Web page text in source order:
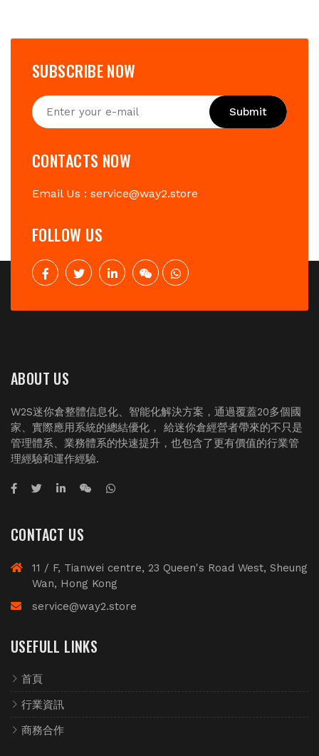
SUBSCRIBE NOW
Submit
CONTACTS NOW
Email Us : service@way2.store
FOLLOW US
ABOUT US
W2S迷你倉整體信息化、智能化解決方案，通過覆蓋20多個國
家、實際應用系統的總結優化， 給迷你倉經營者帶來的不只是
管理體系、業務體系的快速提升，也包含了更有價值的行業管
理經驗和運作經驗.
CONTACT US
11 / F, Tianwei centre, 23 Queen's Road West, Sheung
Wan, Hong Kong
service@way2.store
USEFULL LINKS
首頁
行業資訊
商務合作